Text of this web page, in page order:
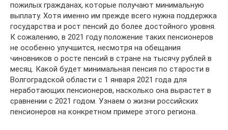
пожилых гражданах, которые получают минимальную
выплату. Хотя именно им прежде всего нужна поддержка
государства и рост пенсий до более достойного уровня.
К сожалению, в 2021 году положение таких пенсионеров
не особенно улучшится, несмотря на обещания
чиновников о росте пенсий в стране на тысячу рублей в
месяц. Какой будет минимальная пенсия по старости в
Волгоградской области с 1 января 2021 года для
неработающих пенсионеров, насколько она вырастет в
сравнении с 2021 годом. Узнаем о жизни российских
пенсионеров на конкретном примере этого региона.